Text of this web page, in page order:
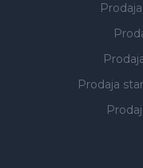
Prodaja